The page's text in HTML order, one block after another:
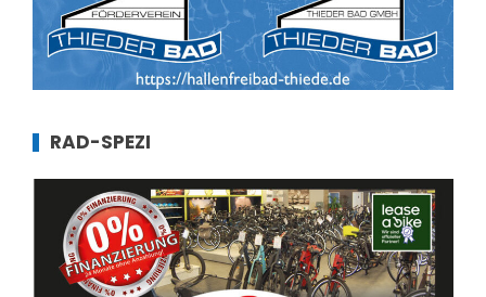
RAD-SPEZI